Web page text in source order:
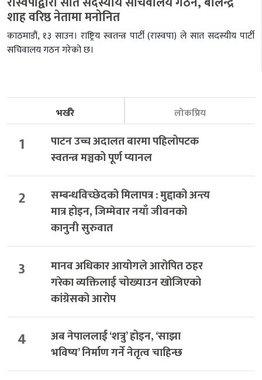
शाह वरिष्ठ नेतामा मनोनित
काठमाडौं, १३ साउन। राष्ट्रिय स्वतन्त्र पार्टी (रास्वपा) ले सात सदस्यीय पार्टी
सचिवालय गठन गरेको छ।
भर्खरै लोकप्रिय
1
पाटन उच्च अदालत बारमा पहिलोपटक
स्वतन्त्र मञ्चको पूर्ण प्यानल
2
सम्बन्धविच्छेदको मिलापत्र : मुद्दाको अन्त्य
मात्र होइन, जिम्मेवार नयाँ जीवनको
कानुनी सुरुवात
3
मानव अधिकार आयोगले आरोपित ठहर
गरेका व्यक्तिलाई चोख्याउन खोजिएको
कांग्रेसको आरोप
4
अब नेपाललाई ‘शत्रु’ होइन, ‘साझा
भविष्य’ निर्माण गर्ने नेतृत्व चाहिन्छ